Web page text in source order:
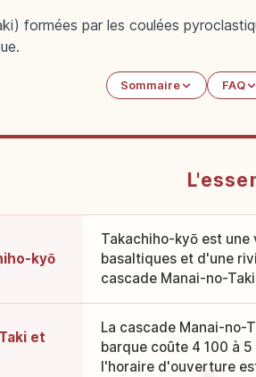
formées par les coulées
Sommaire FAQ
kyō
Takachiho-kyō est
basaltiques et d'une
cascade Manai-no-
et
La cascade Manai-no-
barque coûte 4 100 à
l'horaire d'ouverture